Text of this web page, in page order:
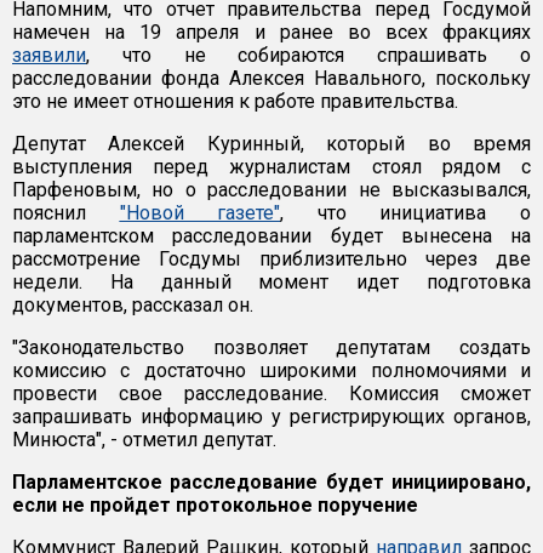
Напомним, что отчет правительства перед Госдумой
намечен на 19 апреля и ранее во всех фракциях
заявили, что не собираются спрашивать о
расследовании фонда Алексея Навального, поскольку
это не имеет отношения к работе правительства.
Депутат Алексей Куринный, который во время
выступления перед журналистам стоял рядом с
Парфеновым, но о расследовании не высказывался,
пояснил "Новой газете", что инициатива о
парламентском расследовании будет вынесена на
рассмотрение Госдумы приблизительно через две
недели. На данный момент идет подготовка
документов, рассказал он.
"Законодательство позволяет депутатам создать
комиссию с достаточно широкими полномочиями и
провести свое расследование. Комиссия сможет
запрашивать информацию у регистрирующих органов,
Минюста", - отметил депутат.
Парламентское расследование будет инициировано,
если не пройдет протокольное поручение
Коммунист Валерий Рашкин, который направил запрос